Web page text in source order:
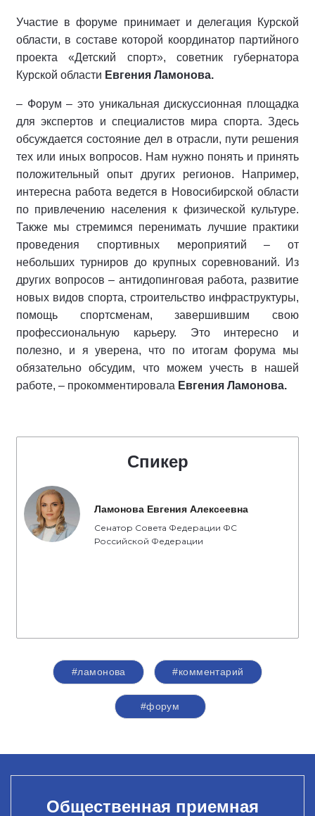
Участие в форуме принимает и делегация Курской
области, в составе которой координатор партийного
проекта «Детский спорт», советник губернатора
Курской области Евгения Ламонова.
– Форум – это уникальная дискуссионная площадка
для экспертов и специалистов мира спорта. Здесь
обсуждается состояние дел в отрасли, пути решения
тех или иных вопросов. Нам нужно понять и принять
положительный опыт других регионов. Например,
интересна работа ведется в Новосибирской области
по привлечению населения к физической культуре.
Также мы стремимся перенимать лучшие практики
проведения спортивных мероприятий – от
небольших турниров до крупных соревнований. Из
других вопросов – антидопинговая работа, развитие
новых видов спорта, строительство инфраструктуры,
помощь спортсменам, завершившим свою
профессиональную карьеру. Это интересно и
полезно, и я уверена, что по итогам форума мы
обязательно обсудим, что можем учесть в нашей
работе, – прокомментировала Евгения Ламонова.
Спикер
Ламонова Евгения Алексеевна
Сенатор Совета Федерации ФС
Российской Федерации
#ламонова #комментарий
#форум
Общественная приемная